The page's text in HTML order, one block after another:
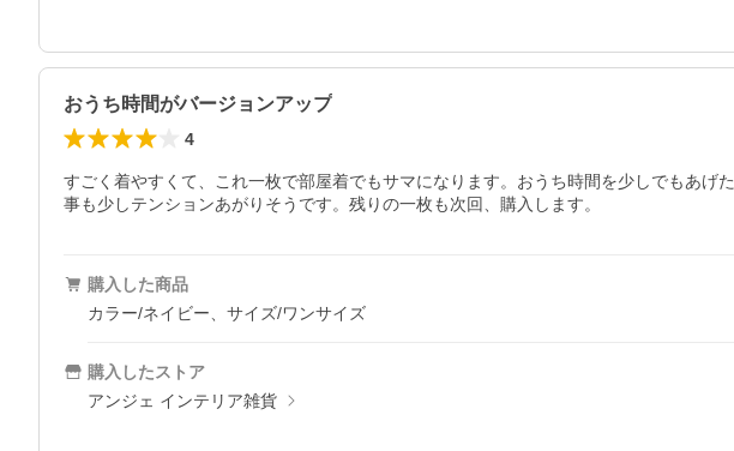
おうち時間がバージョンアップ
4
すごく着やすくて、これ一枚で部屋着でもサマになります。おうち時間を少しでもあ
事も少しテンションあがりそうです。残りの一枚も次回、購入します。
購入した商品
カラー/ネイビー、サイズ/ワンサイズ
購入したストア
アンジェ インテリア雑貨